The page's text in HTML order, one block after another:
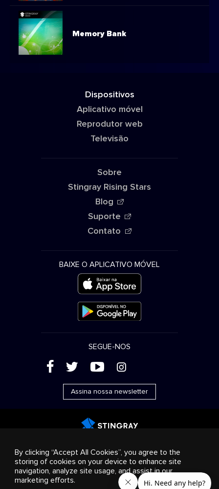
Memory Bank
Dispositivos
Aplicativo móvel
Reprodutor web
Televisão
Sobre
Stingray Rising Stars
Blog
Suporte
Contato
BAIXE O APLICATIVO MÓVEL
SEGUE-NOS
( ' + &
Assina nossa newsletter
consumo
Soluções empresariais Rádio
Sobre nós
Cookies settings
© 2018-2025 Stingray Group Inc. Todos os direitos
reservados. STINGRAY®, STINGRAY® MUSIC e outras marcas e
By clicking “Accept All Cookies”, you agree to the
storing of cookies on your device to enhance site
navigation, analyze site usage, and assist in our
marketing efforts.